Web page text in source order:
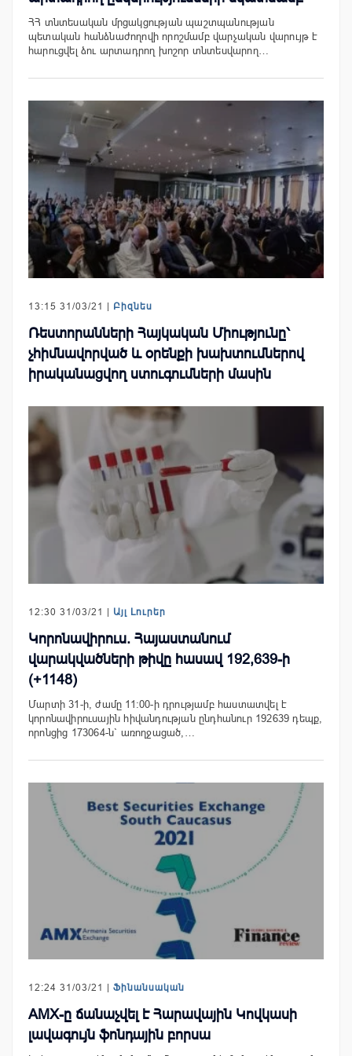
ՀՀ տնտեսական մրցակցության պաշտպանության
պետական հանձնաժողովի որոշմամբ վարչական վարույթ է
հարուցվել ձու արտադրող խոշոր տնտեսվարող…
13:15 31/03/21 | Բիզնես
Ռեստորանների Հայկական Միությունը՝
չհիմնավորված և օրենքի խախտումներով
իրականացվող ստուգումների մասին
12:30 31/03/21 | Այլ Լուրեր
Կորոնավիրուս. Հայաստանում
վարակվածների թիվը հասավ 192,639-ի
(+1148)
Մարտի 31-ի, ժամը 11:00-ի դրությամբ հաստատվել է
կորոնավիրուսային հիվանդության ընդհանուր 192639 դեպք,
որոնցից 173064-ն` առողջացած,…
12:24 31/03/21 | Ֆինանսական
AMX-ը ճանաչվել է Հարավային Կովկասի
լավագույն ֆոնդային բորսա